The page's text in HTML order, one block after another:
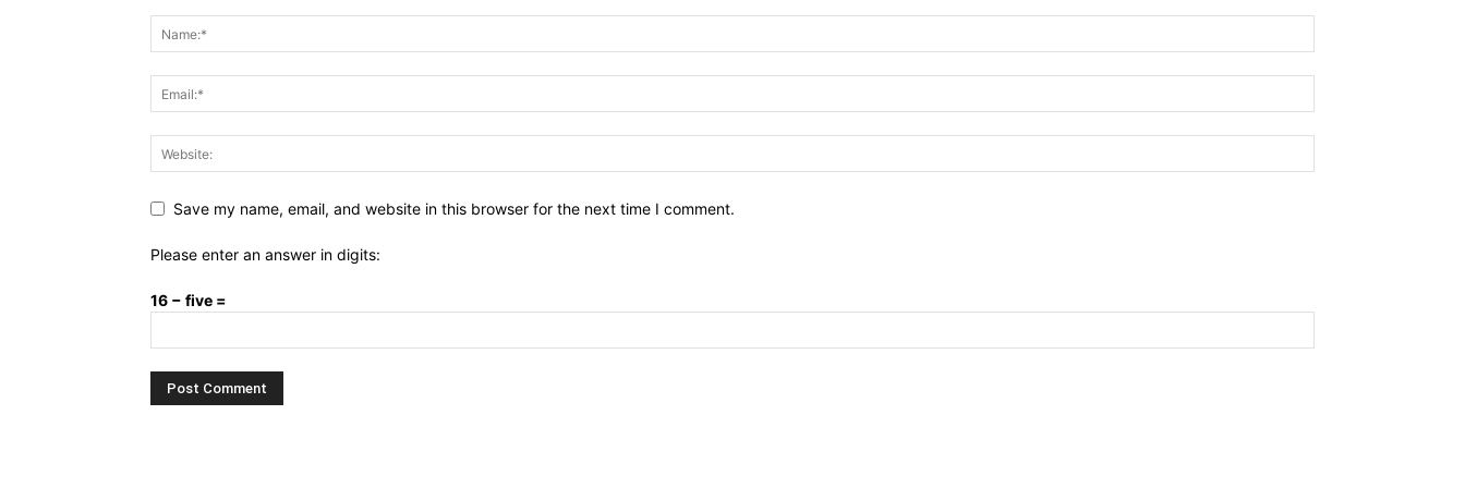
Save my name, email, and website in this browser for the next time I comment.
Please enter an answer in digits:
16 − five =